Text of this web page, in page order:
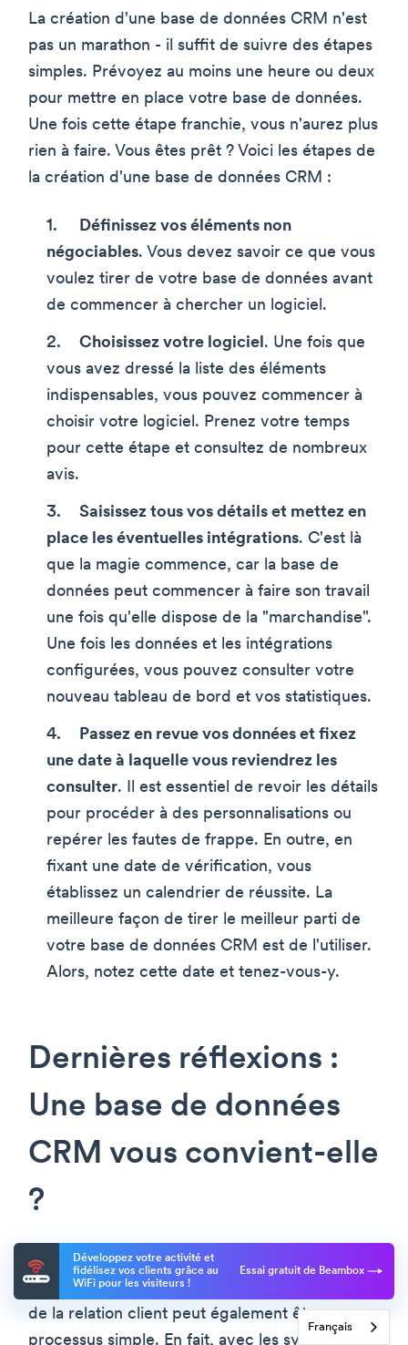
La création d'une base de données CRM n'est
pas un marathon - il suffit de suivre des étapes
simples. Prévoyez au moins une heure ou deux
pour mettre en place votre base de données.
Une fois cette étape franchie, vous n'aurez plus
rien à faire. Vous êtes prêt ? Voici les étapes de
la création d'une base de données CRM :
Définissez vos éléments non
négociables. Vous devez savoir ce que vous
voulez tirer de votre base de données avant
de commencer à chercher un logiciel.
Choisissez votre logiciel. Une fois que
vous avez dressé la liste des éléments
indispensables, vous pouvez commencer à
choisir votre logiciel. Prenez votre temps
pour cette étape et consultez de nombreux
avis.
Saisissez tous vos détails et mettez en
place les éventuelles intégrations. C'est là
que la magie commence, car la base de
données peut commencer à faire son travail
une fois qu'elle dispose de la "marchandise".
Une fois les données et les intégrations
configurées, vous pouvez consulter votre
nouveau tableau de bord et vos statistiques.
Passez en revue vos données et fixez
une date à laquelle vous reviendrez les
consulter. Il est essentiel de revoir les détails
pour procéder à des personnalisations ou
repérer les fautes de frappe. En outre, en
fixant une date de vérification, vous
établissez un calendrier de réussite. La
meilleure façon de tirer le meilleur parti de
votre base de données CRM est de l'utiliser.
Alors, notez cette date et tenez-vous-y.
Dernières réflexions :
Une base de données
CRM vous convient-elle
?
Il est facile de voir à quel point une base de
données CRM peut être bénéfique. La gestion
de la relation client peut également être un
processus simple. En fait, avec les systèmes
Développez votre activité et
fidélisez vos clients grâce au
WiFi pour les visiteurs !
Essai gratuit de Beambox
Français